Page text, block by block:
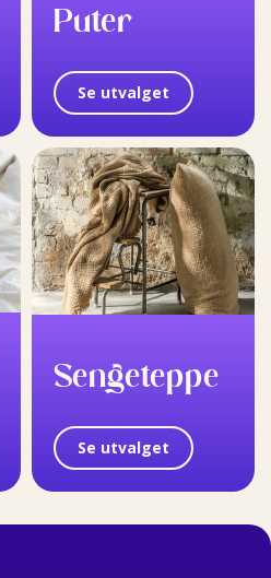
Puter
Se utvalget
Sengeteppe
Se utvalget